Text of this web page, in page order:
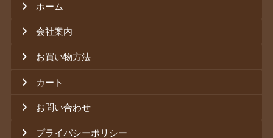
ホーム
会社案内
お買い物方法
カート
お問い合わせ
プライバシーポリシー